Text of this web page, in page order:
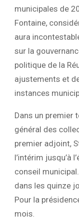
municipales de
Fontaine,
aura
sur la
politique de la
ajustements et
instances
Dans un premier
général des
premier adjoint,
l’intérim jusqu’à
conseil
dans les quinze
Pour la
mois.